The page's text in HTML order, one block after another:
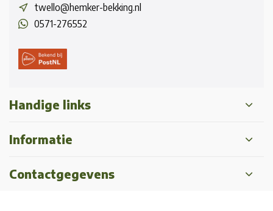
twello@hemker-bekking.nl
0571-276552
Handige links
Informatie
Contactgegevens